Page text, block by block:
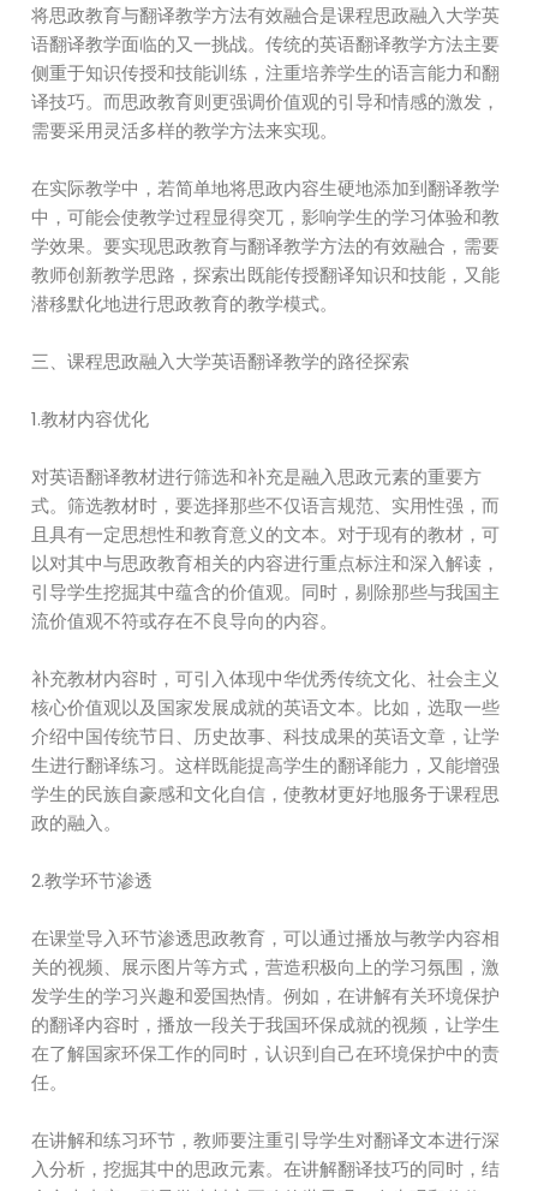
将思政教育与翻译教学方法有效融合是课程思政融入大学英
语翻译教学面临的又一挑战。传统的英语翻译教学方法主要
侧重于知识传授和技能训练，注重培养学生的语言能力和翻
译技巧。而思政教育则更强调价值观的引导和情感的激发，
需要采用灵活多样的教学方法来实现。
在实际教学中，若简单地将思政内容生硬地添加到翻译教学
中，可能会使教学过程显得突兀，影响学生的学习体验和教
学效果。要实现思政教育与翻译教学方法的有效融合，需要
教师创新教学思路，探索出既能传授翻译知识和技能，又能
潜移默化地进行思政教育的教学模式。
三、课程思政融入大学英语翻译教学的路径探索
1.教材内容优化
对英语翻译教材进行筛选和补充是融入思政元素的重要方
式。筛选教材时，要选择那些不仅语言规范、实用性强，而
且具有一定思想性和教育意义的文本。对于现有的教材，可
以对其中与思政教育相关的内容进行重点标注和深入解读，
引导学生挖掘其中蕴含的价值观。同时，剔除那些与我国主
流价值观不符或存在不良导向的内容。
补充教材内容时，可引入体现中华优秀传统文化、社会主义
核心价值观以及国家发展成就的英语文本。比如，选取一些
介绍中国传统节日、历史故事、科技成果的英语文章，让学
生进行翻译练习。这样既能提高学生的翻译能力，又能增强
学生的民族自豪感和文化自信，使教材更好地服务于课程思
政的融入。
2.教学环节渗透
在课堂导入环节渗透思政教育，可以通过播放与教学内容相
关的视频、展示图片等方式，营造积极向上的学习氛围，激
发学生的学习兴趣和爱国热情。例如，在讲解有关环境保护
的翻译内容时，播放一段关于我国环保成就的视频，让学生
在了解国家环保工作的同时，认识到自己在环境保护中的责
任。
在讲解和练习环节，教师要注重引导学生对翻译文本进行深
入分析，挖掘其中的思政元素。在讲解翻译技巧的同时，结